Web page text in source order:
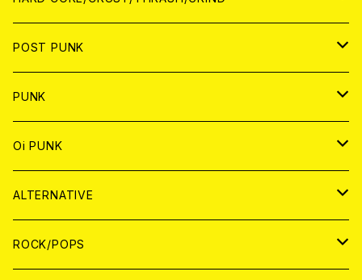
DIGITAL CONTENTS
ANALOG
JAPAN
CD
ANALOG
WORLD
CD
ANALOG
POST PUNK
CD
JAPAN
WORLD
ANALOG
JAPAN
WORLD
PUNK
JAPAN
CD
ANALOG
WORLD
CD
Oi PUNK
JAPAN
CD
WOLRD
ALTERNATIVE
JAPAN
ROCK/POPS